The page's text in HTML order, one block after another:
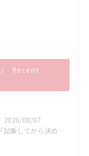
Recent
2026/08/07
「試乗してから決める。」 それがPOWER-KIDSの一番大切にしていることです。